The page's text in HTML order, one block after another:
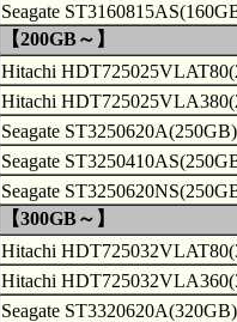
Seagate
【200GB～】
Hitachi
Hitachi
Seagate ST3250620A(250GB)
Seagate
Seagate
【300GB～】
Hitachi
Hitachi
Seagate ST3320620A(320GB)